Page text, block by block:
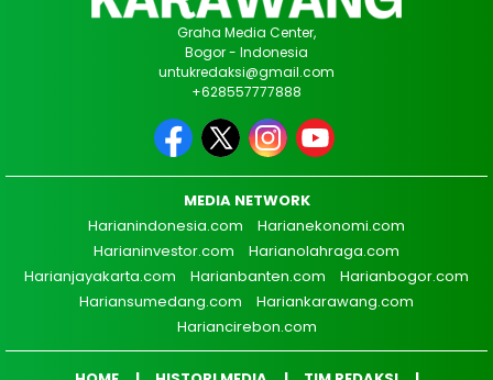
Graha Media Center,
Bogor - Indonesia
untukredaksi@gmail.com
+628557777888
MEDIA NETWORK
Harianindonesia.com
Harianekonomi.com
Harianinvestor.com
Harianolahraga.com
Harianjayakarta.com
Harianbanten.com
Harianbogor.com
Hariansumedang.com
Hariankarawang.com
Hariancirebon.com